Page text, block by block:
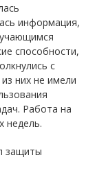
информация,
способности,
с
них не имели
Работа на
недель.
защиты